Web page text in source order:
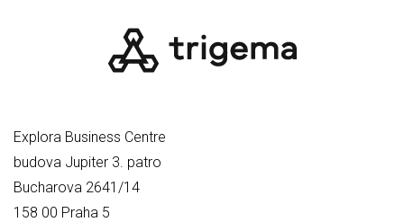
Explora Business Centre
budova Jupiter 3. patro
Bucharova 2641/14
158 00 Praha 5